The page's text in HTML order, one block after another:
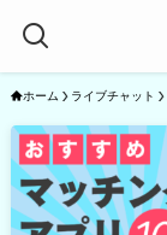
ホーム ライブチャット